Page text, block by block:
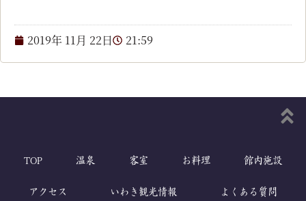
2019年 11月 22日 21:59
TOP 温泉 客室 お料理 館内施設
アクセス いわき観光情報 よくある質問